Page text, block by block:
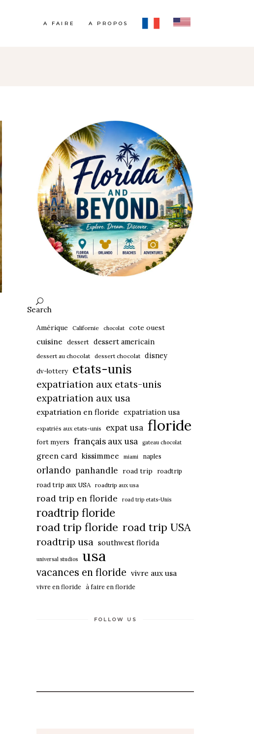
A FAIRE A PROPOS
Search
Amérique Californie chocolat cote ouest
cuisine dessert dessert americain
dessert au chocolat dessert chocolat disney
dv-lottery etats-unis
expatriation aux etats-unis
expatriation aux usa
expatriation en floride expatriation usa
expatriés aux etats-unis expat usa floride
fort myers français aux usa gateau chocolat
green card kissimmee miami naples
orlando panhandle road trip roadtrip
road trip aux USA roadtrip aux usa
road trip en floride road trip etats-Unis
roadtrip floride
road trip floride road trip USA
roadtrip usa southwest florida
universal studios usa
vacances en floride vivre aux usa
vivre en floride à faire en floride
FOLLOW US